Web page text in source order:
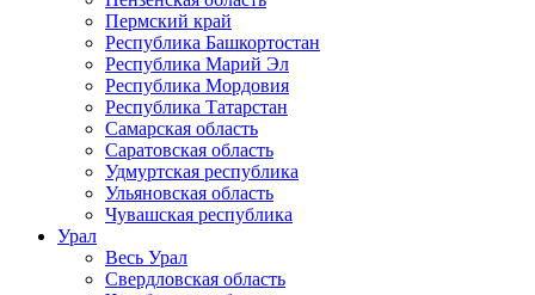
Пермский край
Республика Башкортостан
Республика Марий Эл
Республика Мордовия
Республика Татарстан
Самарская область
Саратовская область
Удмуртская республика
Ульяновская область
Чувашская республика
Урал
Весь Урал
Свердловская область